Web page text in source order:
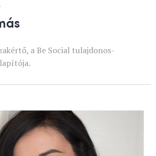
a Be Social tulajdonos-